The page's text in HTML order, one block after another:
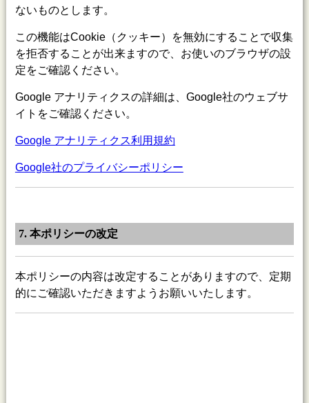
ないものとします。
この機能はCookie（クッキー）を無効にすることで収集
を拒否することが出来ますので、お使いのブラウザの設
定をご確認ください。
Google アナリティクスの詳細は、Google社のウェブサ
イトをご確認ください。
Google アナリティクス利用規約
Google社のプライバシーポリシー
7. 本ポリシーの改定
本ポリシーの内容は改定することがありますので、定期
的にご確認いただきますようお願いいたします。